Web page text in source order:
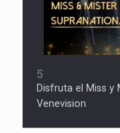
5
Disfruta el Miss y
Venevision